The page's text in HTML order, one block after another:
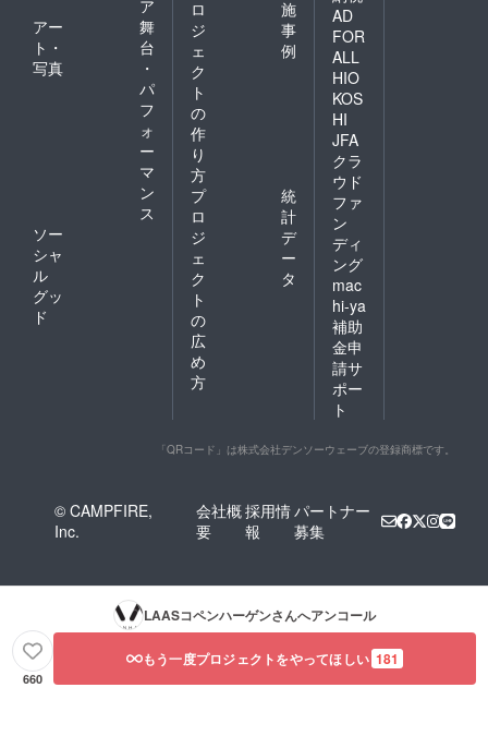
ア
アー
ト・
写真
舞
台
・
パ
フ
ォ
ー
マ
ン
ス
ソー
シャ
ル
グッ
ド
ロ
ジ
ェ
ク
ト
の
作
り
方
施
事
例
プ
ロ
ジ
ェ
ク
ト
の
広
め
方
統
計
デ
ー
タ
AD
FOR
ALL
HIO
KOS
HI
JFA
クラ
ウド
ファ
ン
ディ
ング
mac
hi-ya
補助
金申
請サ
ポー
ト
「QRコード」は株式会社デンソーウェーブの登録商標です。
© CAMPFIRE,
Inc.
会社概
要
採用情
報
パートナー
募集
LAASコペンハーゲンさんへアンコール
660
もう一度プロジェクトをやってほしい 181